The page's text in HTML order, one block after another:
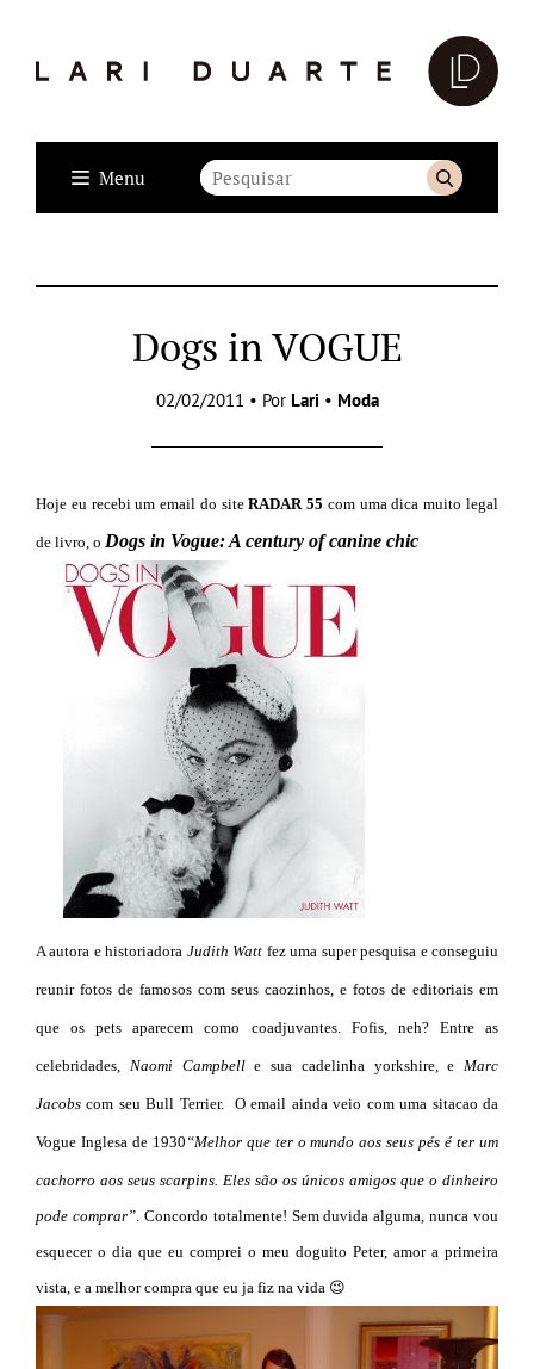
Menu
Dogs in VOGUE
02/02/2011 • Por Lari • Moda
Hoje eu recebi um email do siteRADAR 55 com uma dica muito legal
de livro, o Dogs in Vogue: A century of canine chic
A autora e historiadora Judith Watt fez uma super pesquisa e conseguiu
reunir fotos de famosos com seus caozinhos, e fotos de editoriais em
que os pets aparecem como coadjuvantes. Fofis, neh? Entre as
celebridades, Naomi Campbelle sua cadelinha yorkshire, e Marc
Jacobs com seu Bull Terrier. O email ainda veio com uma sitacao da
Vogue Inglesa de 1930 “Melhor que ter o mundo aos seus pés é ter um
cachorro aos seus scarpins. Eles são os únicos amigos que o dinheiro
pode comprar”. Concordo totalmente! Sem duvida alguma, nunca vou
esquecer o dia que eu comprei o meu doguito Peter, amor a primeira
vista, e a melhor compra que eu ja fiz na vida 😉